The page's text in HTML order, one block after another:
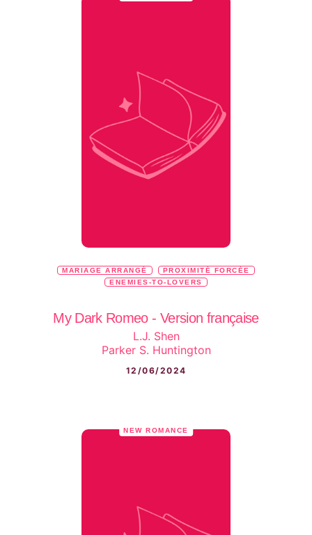
MARIAGE ARRANGÉ
PROXIMITÉ FORCÉE
ENEMIES-TO-LOVERS
My Dark Romeo - Version française
L.J. Shen
Parker S. Huntington
12/06/2024
NEW ROMANCE